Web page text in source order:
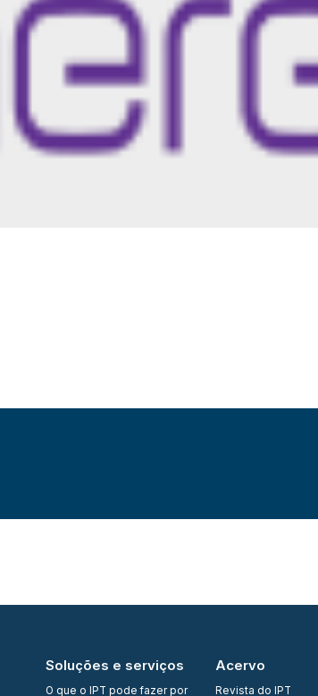
Soluções e serviços
O que o IPT pode fazer por
Acervo
Revista do IPT